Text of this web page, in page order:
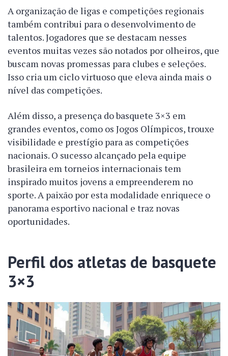
A organização de ligas e competições regionais
também contribui para o desenvolvimento de
talentos. Jogadores que se destacam nesses
eventos muitas vezes são notados por olheiros, que
buscam novas promessas para clubes e seleções.
Isso cria um ciclo virtuoso que eleva ainda mais o
nível das competições.
Além disso, a presença do basquete 3×3 em
grandes eventos, como os Jogos Olímpicos, trouxe
visibilidade e prestígio para as competições
nacionais. O sucesso alcançado pela equipe
brasileira em torneios internacionais tem
inspirado muitos jovens a empreenderem no
sporte. A paixão por esta modalidade enriquece o
panorama esportivo nacional e traz novas
oportunidades.
Perfil dos atletas de basquete
3×3